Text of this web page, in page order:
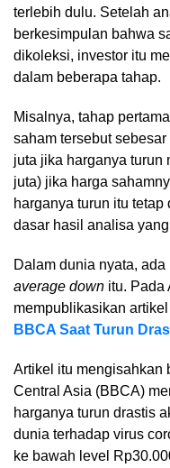
terlebih dulu. Setelah
berkesimpulan bahwa
dikoleksi, investor itu
dalam beberapa tahap.
Misalnya, tahap
saham tersebut
juta jika harganya turun
juta) jika harga
harganya turun itu
dasar hasil analisa
Dalam dunia nyata,
average down itu. Pada
mempublikasikan artikel
BBCA Saat Turun
Artikel itu mengisahkan
Central Asia (BBCA)
harganya turun drastis
dunia terhadap virus
ke bawah level